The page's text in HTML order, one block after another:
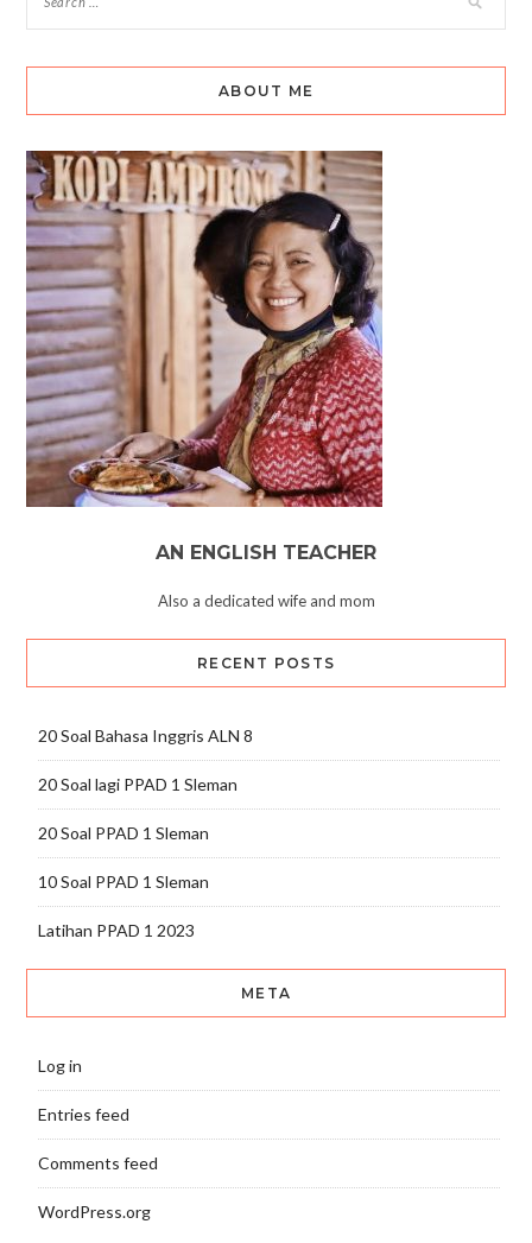
ABOUT ME
AN ENGLISH TEACHER
Also a dedicated wife and mom
RECENT POSTS
20 Soal Bahasa Inggris ALN 8
20 Soal lagi PPAD 1 Sleman
20 Soal PPAD 1 Sleman
10 Soal PPAD 1 Sleman
Latihan PPAD 1 2023
META
Log in
Entries feed
Comments feed
WordPress.org